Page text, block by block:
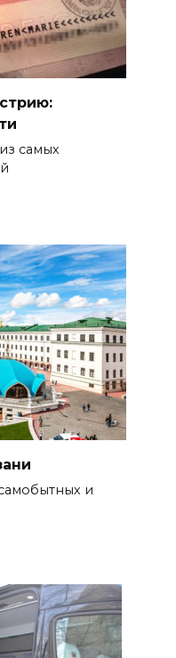
самых
и